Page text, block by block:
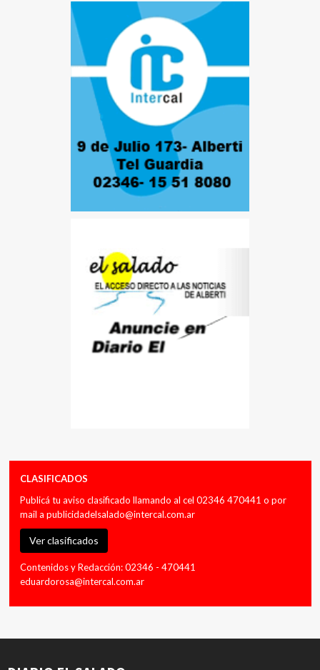
CLASIFICADOS
Publicá tu aviso clasificado llamando al cel 02346 470441 o por
mail a publicidadelsalado@intercal.com.ar
Ver clasificados
Contenidos y Redacción: 02346 - 470441
eduardorosa@intercal.com.ar